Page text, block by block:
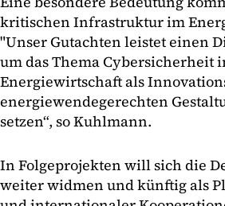
kritischen Infrastruktur im
"Unser Gutachten leistet einen
um das Thema Cybersicherheit
Energiewirtschaft als
energiewendegerechten
setzen“, so Kuhlmann.
In Folgeprojekten will sich die
weiter widmen und künftig als